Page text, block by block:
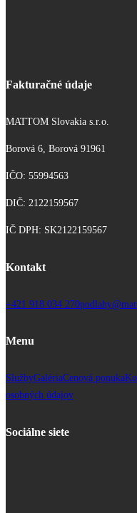
Fakturačné údaje
MATTOM Slovakia s.r.o.
Borová 6, Borová 91961
IČO: 55994563
DIČ: 2122159567
IČ DPH: SK2122159567
Kontakt
+421 918 034 270
Menu
SlužbyGalériaCenová ponuka
osobných údajov
Sociálne siete